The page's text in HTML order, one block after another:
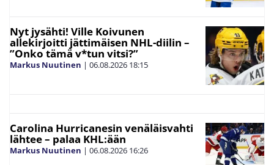
Nyt jysähti! Ville Koivunen
allekirjoitti jättimäisen NHL-diilin –
”Onko tämä v*tun vitsi?”
Markus Nuutinen | 06.08.2026 18:15
Carolina Hurricanesin venäläisvahti
lähtee – palaa KHL:ään
Markus Nuutinen | 06.08.2026 16:26